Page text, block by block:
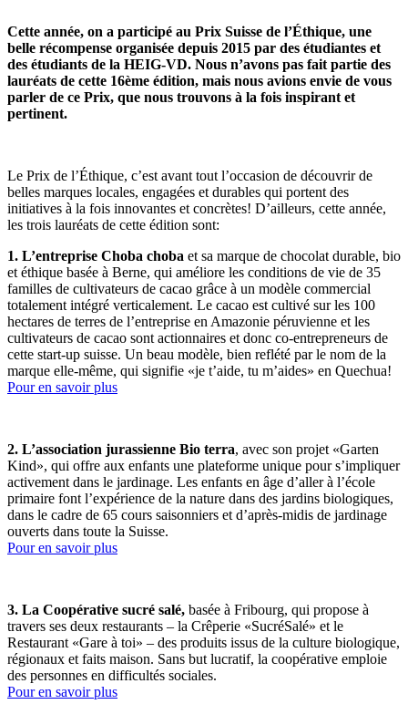
Cette année, on a participé au Prix Suisse de l’Éthique, une
belle récompense organisée depuis 2015 par des étudiantes et
des étudiants de la HEIG-VD. Nous n’avons pas fait partie des
lauréats de cette 16ème édition, mais nous avions envie de vous
parler de ce Prix, que nous trouvons à la fois inspirant et
pertinent.
Le Prix de l’Éthique, c’est avant tout l’occasion de découvrir de
belles marques locales, engagées et durables qui portent des
initiatives à la fois innovantes et concrètes! D’ailleurs, cette année,
les trois lauréats de cette édition sont:
1. L’entreprise Choba choba et sa marque de chocolat durable, bio
et éthique basée à Berne, qui améliore les conditions de vie de 35
familles de cultivateurs de cacao grâce à un modèle commercial
totalement intégré verticalement. Le cacao est cultivé sur les 100
hectares de terres de l’entreprise en Amazonie péruvienne et les
cultivateurs de cacao sont actionnaires et donc co-entrepreneurs de
cette start-up suisse. Un beau modèle, bien reflété par le nom de la
marque elle-même, qui signifie «je t’aide, tu m’aides» en Quechua!
Pour en savoir plus
2. L’association jurassienne Bio terra, avec son projet «Garten
Kind», qui offre aux enfants une plateforme unique pour s’impliquer
activement dans le jardinage. Les enfants en âge d’aller à l’école
primaire font l’expérience de la nature dans des jardins biologiques,
dans le cadre de 65 cours saisonniers et d’après-midis de jardinage
ouverts dans toute la Suisse.
Pour en savoir plus
3. La Coopérative sucré salé, basée à Fribourg, qui propose à
travers ses deux restaurants – la Crêperie «SucréSalé» et le
Restaurant «Gare à toi» – des produits issus de la culture biologique,
régionaux et faits maison. Sans but lucratif, la coopérative emploie
des personnes en difficultés sociales.
Pour en savoir plus